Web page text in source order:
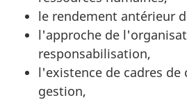
le rendement antérieur
l'approche de
responsabilisation,
l'existence de cadres de
gestion,